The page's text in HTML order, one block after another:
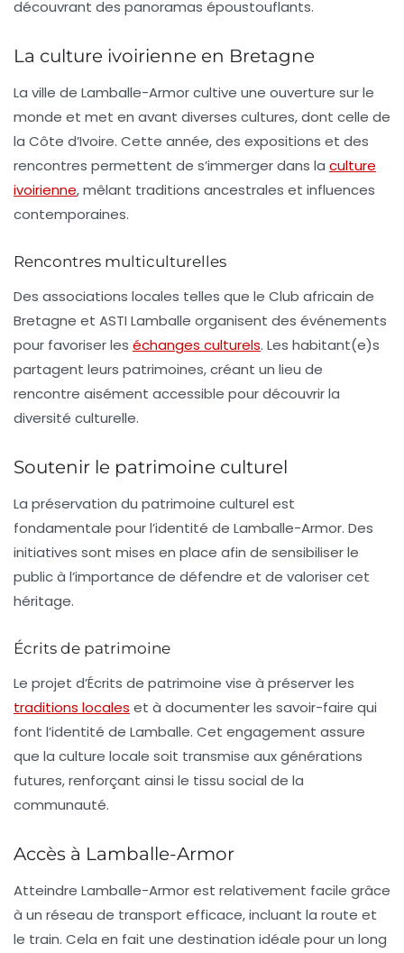
découvrant des panoramas époustouflants.
La culture ivoirienne en Bretagne
La ville de Lamballe-Armor cultive une ouverture sur le
monde et met en avant diverses cultures, dont celle de
la Côte d’Ivoire. Cette année, des expositions et des
rencontres permettent de s’immerger dans la culture
ivoirienne, mêlant traditions ancestrales et influences
contemporaines.
Rencontres multiculturelles
Des associations locales telles que le Club africain de
Bretagne et ASTI Lamballe organisent des événements
pour favoriser les échanges culturels. Les habitant(e)s
partagent leurs patrimoines, créant un lieu de
rencontre aisément accessible pour découvrir la
diversité culturelle.
Soutenir le patrimoine culturel
La préservation du patrimoine culturel est
fondamentale pour l’identité de Lamballe-Armor. Des
initiatives sont mises en place afin de sensibiliser le
public à l’importance de défendre et de valoriser cet
héritage.
Écrits de patrimoine
Le projet d’Écrits de patrimoine vise à préserver les
traditions locales et à documenter les savoir-faire qui
font l’identité de Lamballe. Cet engagement assure
que la culture locale soit transmise aux générations
futures, renforçant ainsi le tissu social de la
communauté.
Accès à Lamballe-Armor
Atteindre Lamballe-Armor est relativement facile grâce
à un réseau de transport efficace, incluant la route et
le train. Cela en fait une destination idéale pour un long